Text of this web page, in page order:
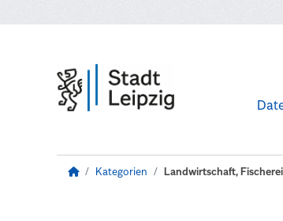
Kategorien Landwirtschaft,